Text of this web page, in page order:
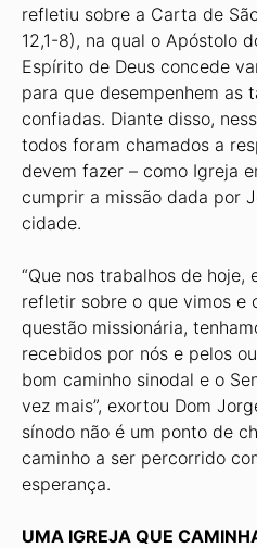
refletiu sobre a Carta de
12,1-8), na qual o Apóstolo
Espírito de Deus concede
para que desempenhem as
confiadas. Diante disso,
todos foram chamados a
devem fazer – como Igreja
cumprir a missão dada por
cidade.
“Que nos trabalhos de hoje,
refletir sobre o que vimos e
questão missionária,
recebidos por nós e pelos
bom caminho sinodal e o
vez mais”, exortou Dom
sínodo não é um ponto de
caminho a ser percorrido
esperança.
UMA IGREJA QUE